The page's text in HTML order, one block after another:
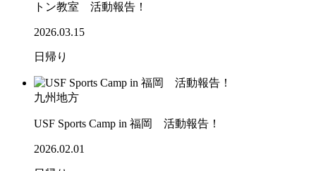
トン教室 活動報告！
2026.03.15
日帰り
九州地方
USF Sports Camp in 福岡 活動報告！
2026.02.01